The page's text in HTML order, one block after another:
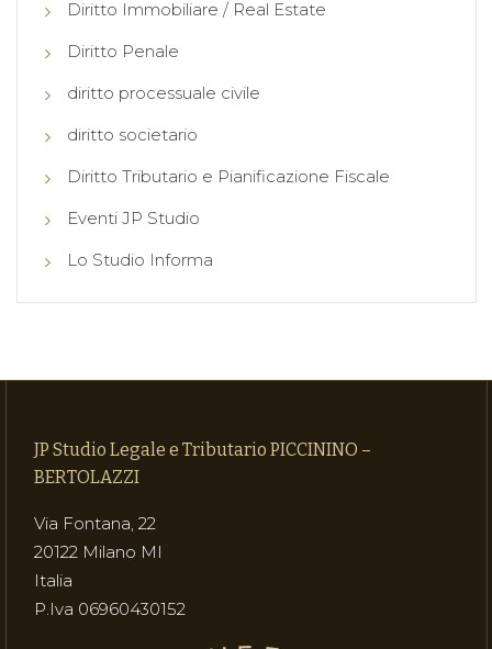
Diritto Immobiliare / Real Estate
Diritto Penale
diritto processuale civile
diritto societario
Diritto Tributario e Pianificazione Fiscale
Eventi JP Studio
Lo Studio Informa
JP Studio Legale e Tributario PICCININO –
BERTOLAZZI
Via Fontana, 22
20122 Milano MI
Italia
P.Iva 06960430152